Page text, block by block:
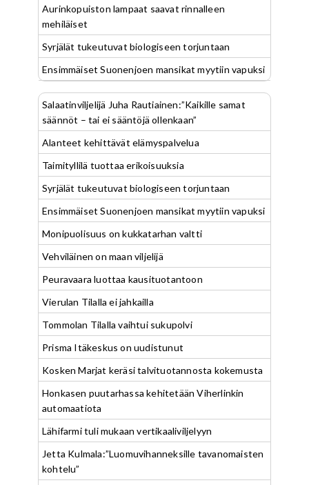
Aurinkopuiston lampaat saavat rinnalleen
mehiläiset
Syrjälät tukeutuvat biologiseen torjuntaan
Ensimmäiset Suonenjoen mansikat myytiin vapuksi
Salaatinviljelijä Juha Rautiainen:”Kaikille samat
säännöt – tai ei sääntöjä ollenkaan”
Alanteet kehittävät elämyspalvelua
Taimityllilä tuottaa erikoisuuksia
Syrjälät tukeutuvat biologiseen torjuntaan
Ensimmäiset Suonenjoen mansikat myytiin vapuksi
Monipuolisuus on kukkatarhan valtti
Vehviläinen on maan viljelijä
Peuravaara luottaa kausituotantoon
Vierulan Tilalla ei jahkailla
Tommolan Tilalla vaihtui sukupolvi
Prisma Itäkeskus on uudistunut
Kosken Marjat keräsi talvituotannosta kokemusta
Honkasen puutarhassa kehitetään Viherlinkin
automaatiota
Lähifarmi tuli mukaan vertikaaliviljelyyn
Jetta Kulmala:”Luomuvihanneksille tavanomaisten
kohtelu”